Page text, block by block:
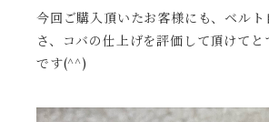
今回ご購入頂いたお客様にも、ベルト
さ、コバの仕上げを評価して頂けてと
です(^^)